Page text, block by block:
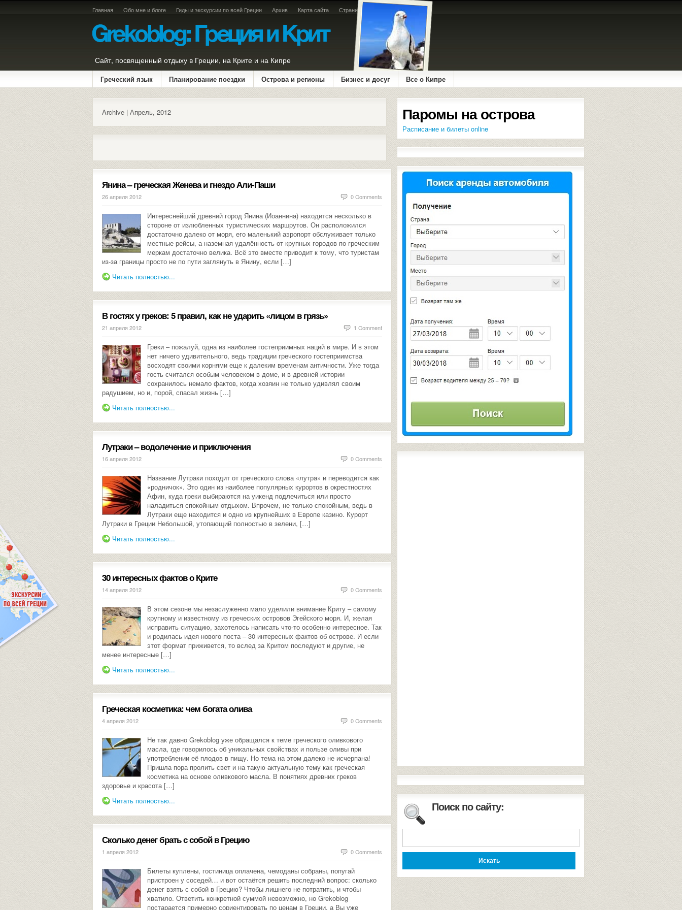
Главная Обо мне и блоге Гиды и экскурсии по всей Греции Архив Карта сайта Страница оплаты
Сайт, посвященный отдыху в Греции, на Крите и на Кипре
Греческий язык Планирование поездки Острова и регионы Бизнес и досуг Все о Кипре
Archive | Апрель, 2012
Янина – греческая Женева и гнездо Али-Паши
26 апреля 2012 0 Comments
Интереснейший древний город Янина (Иоаннина) находится несколько в
стороне от излюбленных туристических маршрутов. Он расположился
достаточно далеко от моря, его маленький аэропорт обслуживает только
местные рейсы, а наземная удалённость от крупных городов по греческим
меркам достаточно велика. Всё это вместе приводит к тому, что туристам
из-за границы просто не по пути заглянуть в Янину, если […]
Читать полностью...
В гостях у греков: 5 правил, как не ударить «лицом в грязь»
21 апреля 2012 1 Comment
Греки – пожалуй, одна из наиболее гостеприимных наций в мире. И в этом
нет ничего удивительного, ведь традиции греческого гостеприимства
восходят своими корнями еще к далеким временам античности. Уже тогда
гость считался особым человеком в доме, и в древней истории
сохранилось немало фактов, когда хозяин не только удивлял своим
радушием, но и, порой, спасал жизнь […]
Читать полностью...
Лутраки – водолечение и приключения
16 апреля 2012 0 Comments
Название Лутраки походит от греческого слова «лутра» и переводится как
«родничок». Это один из наиболее популярных курортов в окрестностях
Афин, куда греки выбираются на уикенд подлечиться или просто
наладиться спокойным отдыхом. Впрочем, не только спокойным, ведь в
Лутраки еще находится и одно из крупнейших в Европе казино. Курорт
Лутраки в Греции Небольшой, утопающий полностью в зелени, […]
Читать полностью...
30 интересных фактов о Крите
14 апреля 2012 0 Comments
В этом сезоне мы незаслуженно мало уделили внимание Криту – самому
крупному и известному из греческих островов Эгейского моря. И, желая
исправить ситуацию, захотелось написать что-то особенно интересное. Так
и родилась идея нового поста – 30 интересных фактов об острове. И если
этот формат приживется, то вслед за Критом последуют и другие, не
менее интересные […]
Читать полностью...
Греческая косметика: чем богата олива
4 апреля 2012 0 Comments
Не так давно Grekoblog уже обращался к теме греческого оливкового
масла, где говорилось об уникальных свойствах и пользе оливы при
употреблении её плодов в пищу. Но тема на этом далеко не исчерпана!
Пришла пора пролить свет и на такую актуальную тему как греческая
косметика на основе оливкового масла. В понятиях древних греков
здоровье и красота […]
Читать полностью...
Сколько денег брать с собой в Грецию
1 апреля 2012 0 Comments
Билеты куплены, гостиница оплачена, чемоданы собраны, попугай
пристроен у соседей… и вот остаётся решить последний вопрос: сколько
денег взять с собой в Грецию? Чтобы лишнего не потратить, и чтобы
хватило. Ответить конкретной суммой невозможно, но Grekoblog
постарается примерно сориентировать по ценам в Греции, а Вы уже
Паромы на острова
Расписание и билеты online
Поиск по сайту: